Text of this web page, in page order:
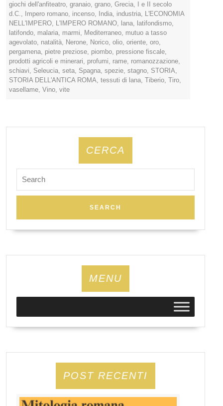
giochi dell'anfiteatro, granaio, grano, Grecia,
I e II secolo
d.C., Impero romano, incenso, India, industria, L'ECONOMIA
NELL'IMPERO, L'IMPERO ROMANO, lana, latifondismo,
latifondo, malaria, marmi, Mediterraneo, mutuo a tasso
agevolato, natalità, Nerone, Norico, olio, oriente, oro,
pergamena, pietre preziose, piombo, pressione fiscale,
prodotti agricoli e minerari, profumi, rame, romanozzazione,
schiavi, Seleucia, seta, Spagna, spezie, stagno, STORIA,
STORIA DELL'ANTICA ROMA, tessuti di lana, Tiberio, Tiro,
vasellame, Vino, vite
CERCA
for:
MENU
POST RECENTI